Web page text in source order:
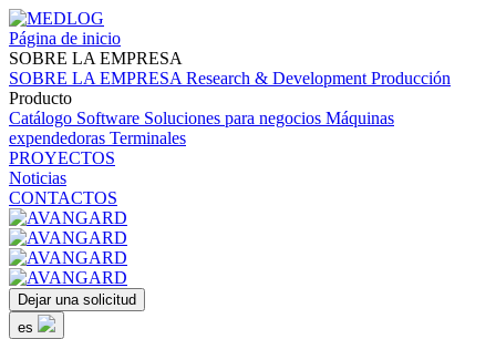
Página de inicio
SOBRE LA EMPRESA
SOBRE LA EMPRESA Research & Development Producción
Producto
Catálogo Software Soluciones para negocios Máquinas
expendedoras Terminales
PROYECTOS
Noticias
CONTACTOS
Dejar una solicitud
es